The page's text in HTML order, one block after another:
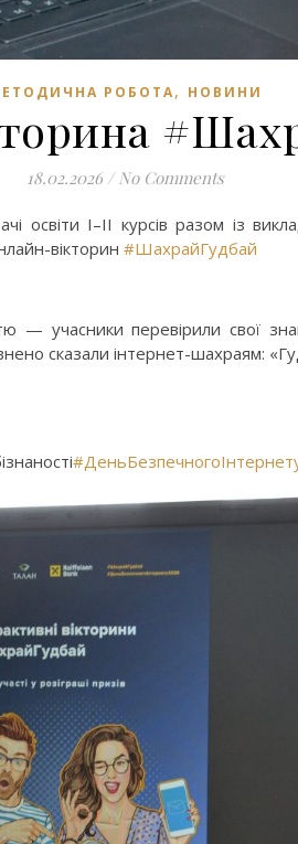
РОБОТА, НОВИНИ
18.02.2026 / No Comments
освіти І–ІІ курсів разом із
вікторин #ШахрайГудбай
— учасники перевірили свої
сказали інтернет-шахраям: